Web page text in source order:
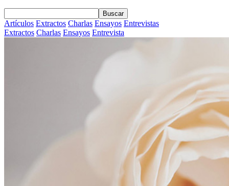
Buscar
Artículos Extractos Charlas Ensayos Entrevistas
Extractos Charlas Ensayos Entrevista